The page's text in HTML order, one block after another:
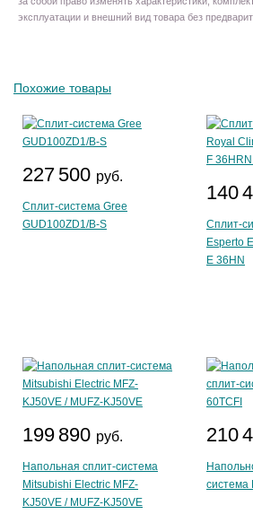
эксплуатации и внешний вид товара без
Похожие товары
227 500 руб.
Сплит-система Gree
GUD100ZD1/B-S
140
Сплит-
Esperto
E 36HN
199 890 руб.
Напольная сплит-система
Mitsubishi Electric MFZ-
KJ50VE / MUFZ-KJ50VE
210
система